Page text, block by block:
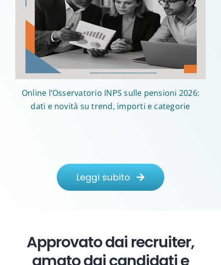
Online l’Osservatorio INPS sulle pensioni 2026:
dati e novità su trend, importi e categorie
Leggi subito
Approvato dai recruiter,
amato dai candidati e